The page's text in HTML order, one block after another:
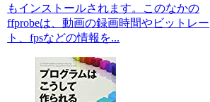
もインストールされます。このなかの
ffprobeは、動画の録画時間やビットレー
ト、fpsなどの情報を...